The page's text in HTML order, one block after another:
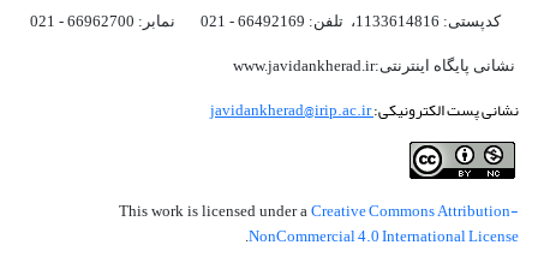
کدپستی: 1133614816، تلفن: 66492169 - 021 نمابر: 66962700 - 021
نشانی پایگاه اینترنتی:www.javidankherad.ir
نشانی پست الکترونیکی:javidankherad@irip.ac.ir
This work is licensed under a Creative Commons Attribution-
NonCommercial 4.0 International License
.